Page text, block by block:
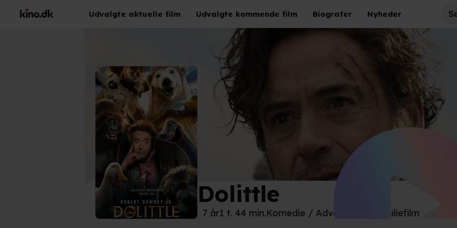
Udvalgte aktuelle film Udvalgte kommende film Biografer Nyheder
©UIP
Dolittle
7 år1 t. 44 min.Komedie / Adventure / Familiefilm